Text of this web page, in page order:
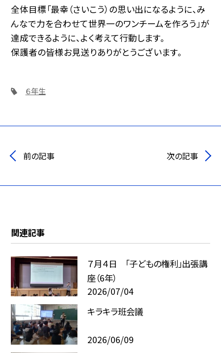
全体目標「最幸（さいこう）の思い出になるように、み
んなで力を合わせて世界一のワンチームを作ろう」が
達成できるように、よく考えて行動します。
保護者の皆様お見送りありがとうございます。
６年生
前の記事 次の記事
関連記事
７月４日 「子どもの権利」出張講
座（6年）
2026/07/04
キラキラ班会議
2026/06/09